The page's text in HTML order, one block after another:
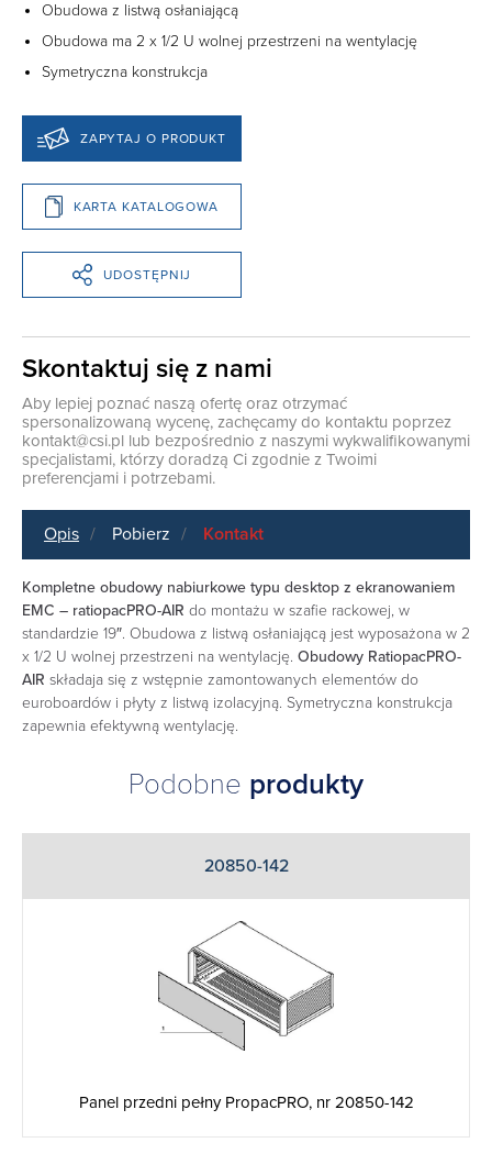
Obudowa z listwą osłaniającą
Obudowa ma 2 x 1/2 U wolnej przestrzeni na wentylację
Symetryczna konstrukcja
ZAPYTAJ O PRODUKT
KARTA KATALOGOWA
UDOSTĘPNIJ
Skontaktuj się z nami
Aby lepiej poznać naszą ofertę oraz otrzymać
spersonalizowaną wycenę, zachęcamy do kontaktu poprzez
kontakt@csi.pl lub bezpośrednio z naszymi wykwalifikowanymi
specjalistami, którzy doradzą Ci zgodnie z Twoimi
preferencjami i potrzebami.
Opis Pobierz Kontakt
Kompletne obudowy nabiurkowe typu desktop z ekranowaniem
EMC – ratiopacPRO-AIR do montażu w szafie rackowej, w
standardzie 19″. Obudowa z listwą osłaniającą jest wyposażona w 2
x 1/2 U wolnej przestrzeni na wentylację. Obudowy RatiopacPRO-
AIR składaja się z wstępnie zamontowanych elementów do
euroboardów i płyty z listwą izolacyjną. Symetryczna konstrukcja
zapewnia efektywną wentylację.
Podobne produkty
20850-142
Panel przedni pełny PropacPRO, nr 20850-142